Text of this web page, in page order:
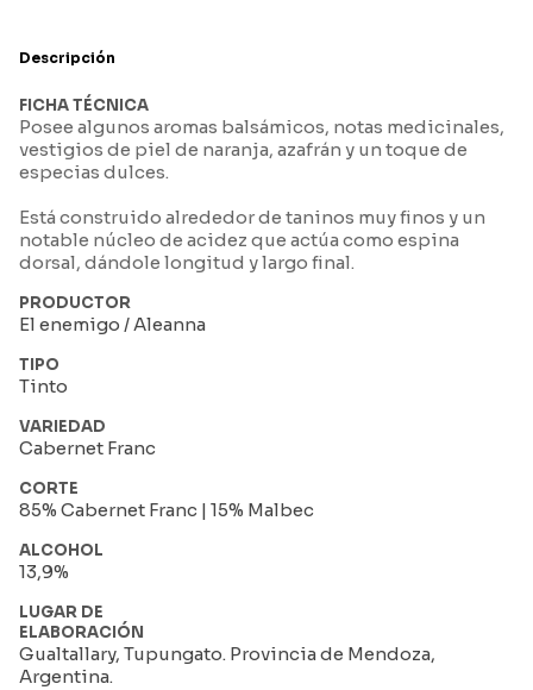
Descripción
FICHA TÉCNICA
Posee algunos aromas balsámicos, notas medicinales,
vestigios de piel de naranja, azafrán y un toque de
especias dulces.
Está construido alrededor de taninos muy finos y un
notable núcleo de acidez que actúa como espina
dorsal, dándole longitud y largo final.
PRODUCTOR
El enemigo / Aleanna
TIPO
Tinto
VARIEDAD
Cabernet Franc
CORTE
85% Cabernet Franc | 15% Malbec
ALCOHOL
13,9%
LUGAR DE
ELABORACIÓN
Gualtallary, Tupungato. Provincia de Mendoza,
Argentina.